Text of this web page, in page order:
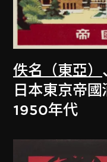
佚名（東亞）
日本東京帝
1950年代